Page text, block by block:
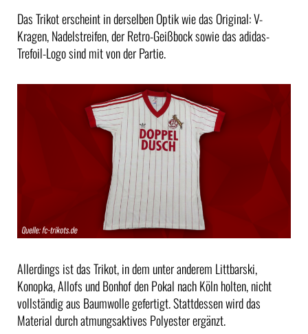
Das Trikot erscheint in derselben Optik wie das Original: V-
Kragen, Nadelstreifen, der Retro-Geißbock sowie das adidas-
Trefoil-Logo sind mit von der Partie.
Allerdings ist das Trikot, in dem unter anderem Littbarski,
Konopka, Allofs und Bonhof den Pokal nach Köln holten, nicht
vollständig aus Baumwolle gefertigt. Stattdessen wird das
Material durch atmungsaktives Polyester ergänzt.